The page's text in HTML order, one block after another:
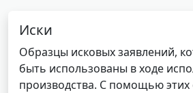
Иски
Образцы исковых заявлений,
быть использованы в ходе
производства. С помощью